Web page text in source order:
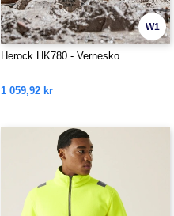
W1
Herock HK780 - Vernesko
1 059,92 kr